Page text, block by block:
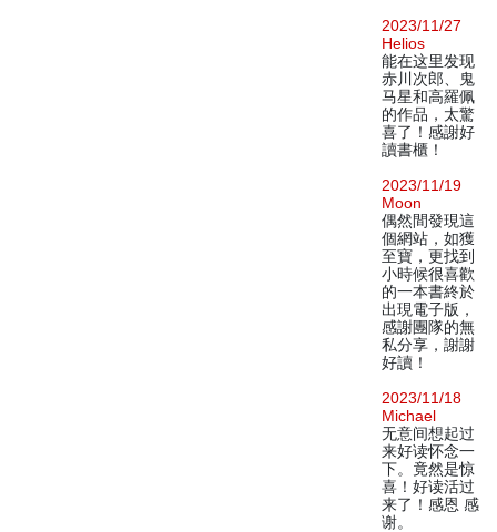
2023/11/27
Helios
能在这里发现
赤川次郎、鬼
马星和高羅佩
的作品，太驚
喜了！感謝好
讀書櫃！
2023/11/19
Moon
偶然間發現這
個網站，如獲
至寶，更找到
小時候很喜歡
的一本書終於
出現電子版，
感謝團隊的無
私分享，謝謝
好讀！
2023/11/18
Michael
无意间想起过
来好读怀念一
下。竟然是惊
喜！好读活过
来了！感恩 感
谢。